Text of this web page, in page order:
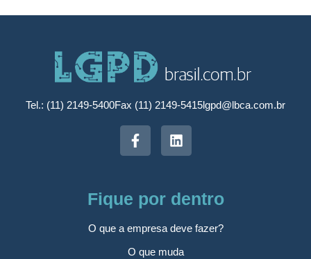
Tel.: (11) 2149-5400Fax (11) 2149-5415lgpd@lbca.com.br
Fique por dentro
O que a empresa deve fazer?
O que muda